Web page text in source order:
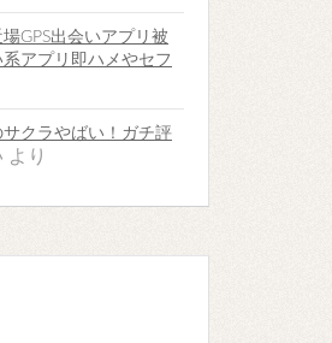
GPS出会いアプリ被
アプリ即ハメやセフ
クラやばい！ガチ評
より